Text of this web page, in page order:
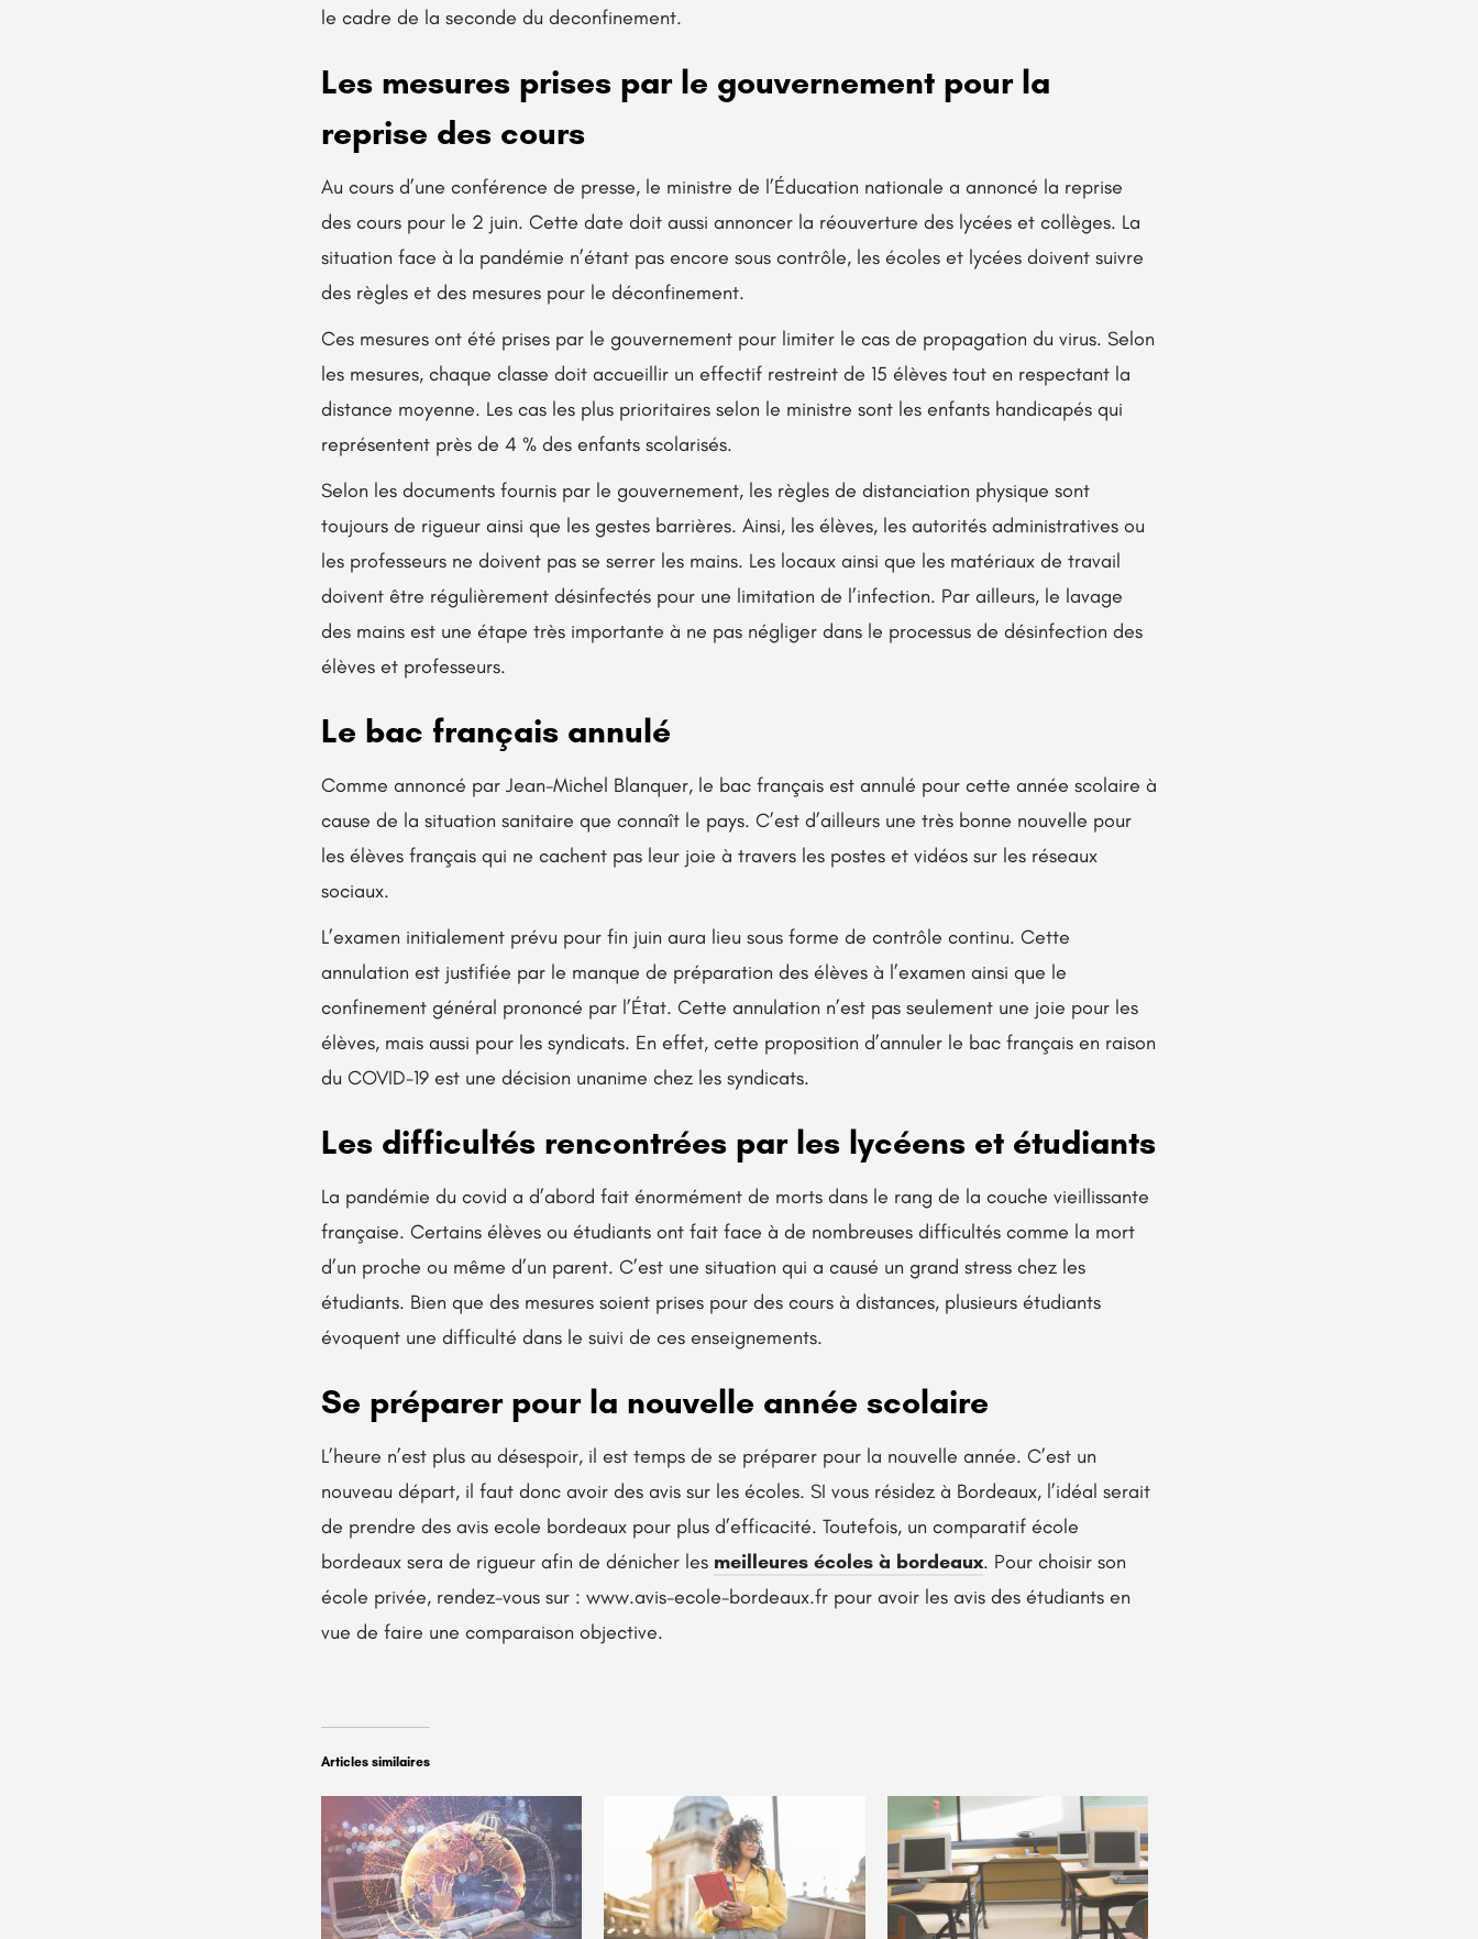
le cadre de la seconde du deconfinement.
Les mesures prises par le gouvernement pour la
reprise des cours
Au cours d’une conférence de presse, le ministre de l’Éducation nationale a annoncé la reprise
des cours pour le 2 juin. Cette date doit aussi annoncer la réouverture des lycées et collèges. La
situation face à la pandémie n’étant pas encore sous contrôle, les écoles et lycées doivent suivre
des règles et des mesures pour le déconfinement.
Ces mesures ont été prises par le gouvernement pour limiter le cas de propagation du virus. Selon
les mesures, chaque classe doit accueillir un effectif restreint de 15 élèves tout en respectant la
distance moyenne. Les cas les plus prioritaires selon le ministre sont les enfants handicapés qui
représentent près de 4 % des enfants scolarisés.
Selon les documents fournis par le gouvernement, les règles de distanciation physique sont
toujours de rigueur ainsi que les gestes barrières. Ainsi, les élèves, les autorités administratives ou
les professeurs ne doivent pas se serrer les mains. Les locaux ainsi que les matériaux de travail
doivent être régulièrement désinfectés pour une limitation de l’infection. Par ailleurs, le lavage
des mains est une étape très importante à ne pas négliger dans le processus de désinfection des
élèves et professeurs.
Le bac français annulé
Comme annoncé par Jean-Michel Blanquer, le bac français est annulé pour cette année scolaire à
cause de la situation sanitaire que connaît le pays. C’est d’ailleurs une très bonne nouvelle pour
les élèves français qui ne cachent pas leur joie à travers les postes et vidéos sur les réseaux
sociaux.
L’examen initialement prévu pour fin juin aura lieu sous forme de contrôle continu. Cette
annulation est justifiée par le manque de préparation des élèves à l’examen ainsi que le
confinement général prononcé par l’État. Cette annulation n’est pas seulement une joie pour les
élèves, mais aussi pour les syndicats. En effet, cette proposition d’annuler le bac français en raison
du COVID-19 est une décision unanime chez les syndicats.
Les difficultés rencontrées par les lycéens et étudiants
La pandémie du covid a d’abord fait énormément de morts dans le rang de la couche vieillissante
française. Certains élèves ou étudiants ont fait face à de nombreuses difficultés comme la mort
d’un proche ou même d’un parent. C’est une situation qui a causé un grand stress chez les
étudiants. Bien que des mesures soient prises pour des cours à distances, plusieurs étudiants
évoquent une difficulté dans le suivi de ces enseignements.
Se préparer pour la nouvelle année scolaire
L’heure n’est plus au désespoir, il est temps de se préparer pour la nouvelle année. C’est un
nouveau départ, il faut donc avoir des avis sur les écoles. SI vous résidez à Bordeaux, l’idéal serait
de prendre des avis ecole bordeaux pour plus d’efficacité. Toutefois, un comparatif école
bordeaux sera de rigueur afin de dénicher les meilleures écoles à bordeaux. Pour choisir son
école privée, rendez-vous sur : www.avis-ecole-bordeaux.fr pour avoir les avis des étudiants en
vue de faire une comparaison objective.
Articles similaires